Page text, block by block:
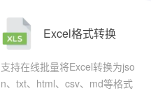
Excel格式转换
支持在线批量将Excel转换为jso
n、txt、html、csv、md等格式